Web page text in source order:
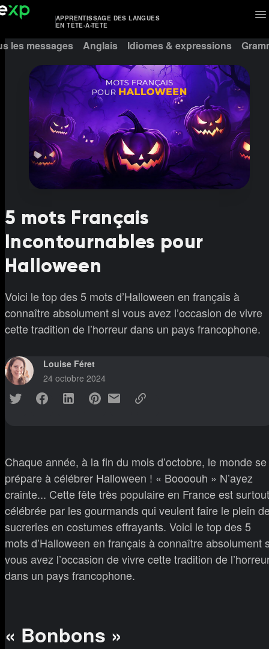
APPRENTISSAGE DES LANGUES
EN TÊTE-À-TÊTE
les messages Anglais Idiomes & expressions
5 mots Français
Incontournables pour
Halloween
Voici le top des 5 mots d’Halloween en français à
connaître absolument si vous avez l’occasion de vivre
cette tradition de l’horreur dans un pays francophone.
Louise Féret
24 octobre 2024
Chaque année, à la fin du mois d’octobre, le monde se
prépare à célébrer Halloween ! « Boooouh » N’ayez
crainte... Cette fête très populaire en France est surtout
célébrée par les gourmands qui veulent faire le plein
sucreries en costumes effrayants. Voici le top des 5
mots d’Halloween en français à connaître absolument
vous avez l’occasion de vivre cette tradition de
dans un pays francophone.
« Bonbons »